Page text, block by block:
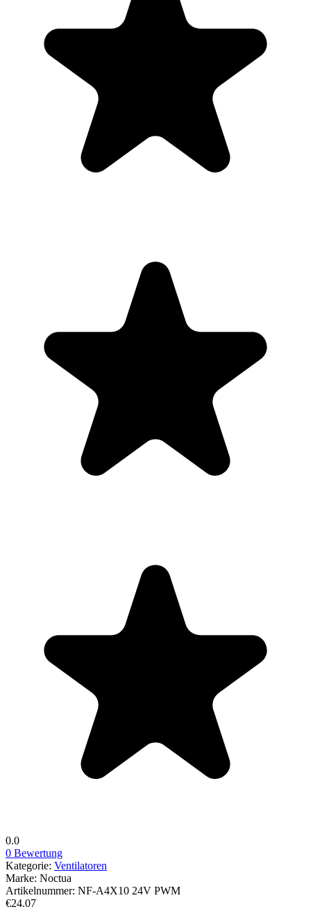
0.0
0 Bewertung
Kategorie: Ventilatoren
Marke: Noctua
Artikelnummer: NF-A4X10 24V PWM
€24.07